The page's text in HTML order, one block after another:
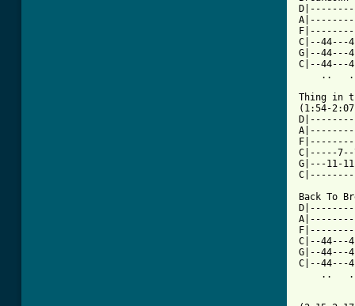
C|--44---
G|--44---
C|--44---
..
Thing in
(1:54-
C|-----7--
G|---11-
Back To
C|--44---
G|--44---
C|--44---
..